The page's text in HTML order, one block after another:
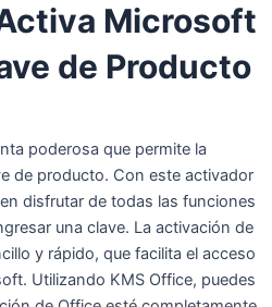
Microsoft
de Producto
poderosa que permite la
de producto. Con este activador
disfrutar de todas las funciones
una clave. La activación de
y rápido, que facilita el acceso
Utilizando KMS Office, puedes